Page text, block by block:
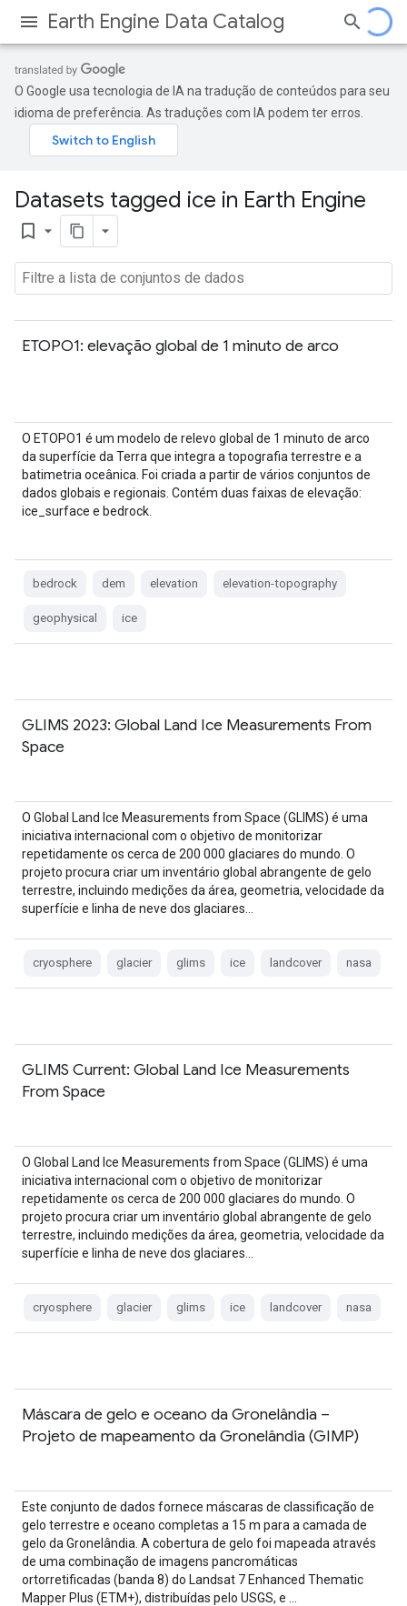
Earth Engine Data Catalog
O Google usa tecnologia de IA na tradução de conteúdos para seu
idioma de preferência. As traduções com IA podem ter erros.
Datasets tagged ice in Earth Engine
bookmark_border
ETOPO1: elevação global de 1 minuto de arco
O ETOPO1 é um modelo de relevo global de 1 minuto de arco
da superfície da Terra que integra a topografia terrestre e a
batimetria oceânica. Foi criada a partir de vários conjuntos de
dados globais e regionais. Contém duas faixas de elevação:
ice_surface e bedrock.
bedrock dem elevation elevation-topography
geophysical ice
GLIMS 2023: Global Land Ice Measurements From
Space
O Global Land Ice Measurements from Space (GLIMS) é uma
iniciativa internacional com o objetivo de monitorizar
repetidamente os cerca de 200 000 glaciares do mundo. O
projeto procura criar um inventário global abrangente de gelo
terrestre, incluindo medições da área, geometria, velocidade da
superfície e linha de neve dos glaciares…
cryosphere glacier glims ice landcover nasa
GLIMS Current: Global Land Ice Measurements
From Space
O Global Land Ice Measurements from Space (GLIMS) é uma
iniciativa internacional com o objetivo de monitorizar
repetidamente os cerca de 200 000 glaciares do mundo. O
projeto procura criar um inventário global abrangente de gelo
terrestre, incluindo medições da área, geometria, velocidade da
superfície e linha de neve dos glaciares…
cryosphere glacier glims ice landcover nasa
Máscara de gelo e oceano da Gronelândia –
Projeto de mapeamento da Gronelândia (GIMP)
Este conjunto de dados fornece máscaras de classificação de
gelo terrestre e oceano completas a 15 m para a camada de
gelo da Gronelândia. A cobertura de gelo foi mapeada através
de uma combinação de imagens pancromáticas
ortorretificadas (banda 8) do Landsat 7 Enhanced Thematic
Mapper Plus (ETM+), distribuídas pelo USGS, e …